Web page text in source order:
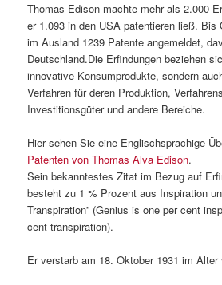
Thomas Edison machte mehr als 2.000
er 1.093 in den USA patentieren ließ. Bis
im Ausland 1239 Patente angemeldet,
Deutschland.Die Erfindungen beziehen
innovative Konsumprodukte, sondern
Verfahren für deren Produktion,
Investitionsgüter und andere Bereiche.
Hier sehen Sie eine Englischsprachige
Patenten von Thomas Alva Edison.
Sein bekanntestes Zitat im Bezug auf
besteht zu 1 % Prozent aus Inspiration
Transpiration” (Genius is one per cent
cent transpiration).
Er verstarb am 18. Oktober 1931 im Alter